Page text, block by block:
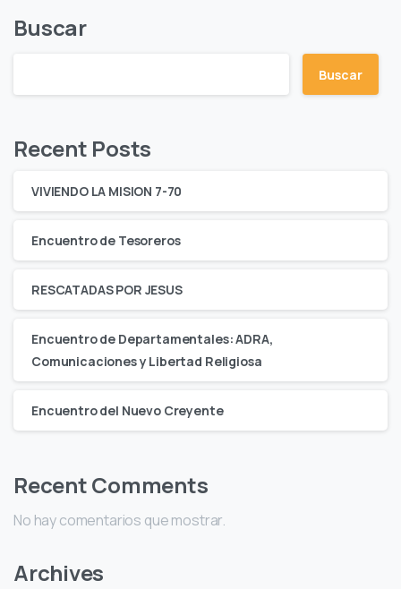
Buscar
Buscar
Recent Posts
VIVIENDO LA MISION 7-70
Encuentro de Tesoreros
RESCATADAS POR JESUS
Encuentro de Departamentales: ADRA,
Comunicaciones y Libertad Religiosa
Encuentro del Nuevo Creyente
Recent Comments
No hay comentarios que mostrar.
Archives